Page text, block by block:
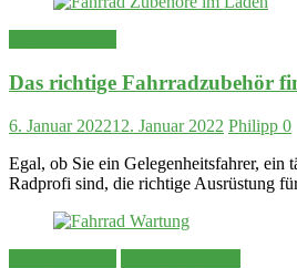
Das richtige Fahrradzubehör
6. Januar 202212. Januar 2022 Philipp 0
Egal, ob Sie ein Gelegenheitsfahrer, ein
Radprofi sind, die richtige Ausrüstung